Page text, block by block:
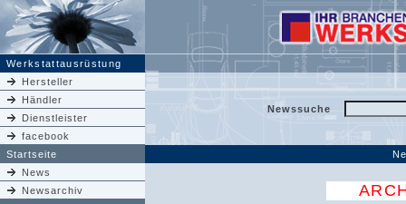
Werkstattausrüstung
Hersteller
Händler
Dienstleister
facebook
Newssuche
Startseite
News
Newsarchiv